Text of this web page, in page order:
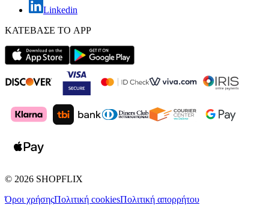
Linkedin
ΚΑΤΕΒΑΣΕ ΤΟ APP
© 2026 SHOPFLIX
Όροι χρήσηςΠολιτική cookiesΠολιτική απορρήτου